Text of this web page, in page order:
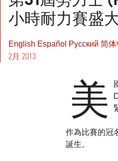
小時耐力賽盛
English Español Pусский 简体
2月 2013
美
作為比賽的冠
誕生。